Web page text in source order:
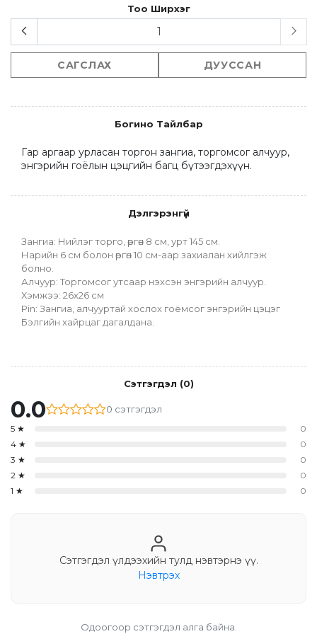
Тоо Ширхэг
САГСЛАХ ДУУССАН
Богино Тайлбар
Гар аргаар урласан торгон зангиа, торгомсог алчуур,
энгэрийн гоёлын цэцгийн багц бүтээгдэхүүн.
Дэлгэрэнгүй
Зангиа: Нийлэг торго, өргөн 8 см, урт 145 см.
Нарийн 6 см болон өргөн 10 см-аар захиалан хийлгэж
болно.
Алчуур: Торгомсог утсаар нэхсэн энгэрийн алчуур.
Хэмжээ: 26х26 см
Pin: Зангиа, алчууртай хослох гоёмсог энгэрийн цэцэг
Бэлгийн хайрцаг дагалдана.
Сэтгэгдэл (0)
0.0 0 сэтгэгдэл
5 ★
0
4 ★
0
3 ★
0
2 ★
0
1 ★ 0
Сэтгэгдэл үлдээхийн тулд нэвтэрнэ үү.
Нэвтрэх
Одоогоор сэтгэгдэл алга байна.